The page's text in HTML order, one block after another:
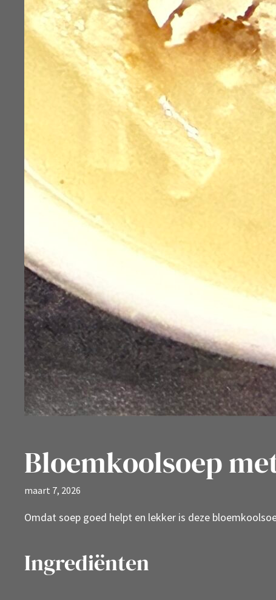
Bloemkoolsoep
maart 7, 2026
Omdat soep goed helpt en lekker is deze
Ingrediënten